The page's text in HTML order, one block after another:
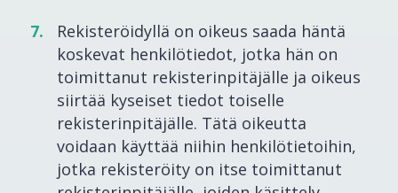
Rekisteröidyllä on oikeus saada häntä
koskevat henkilötiedot, jotka hän on
toimittanut rekisterinpitäjälle ja oikeus
siirtää kyseiset tiedot toiselle
rekisterinpitäjälle. Tätä oikeutta
voidaan käyttää niihin henkilötietoihin,
jotka rekisteröity on itse toimittanut